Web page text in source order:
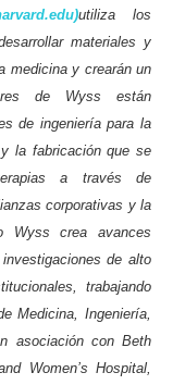
utiliza los
materiales y
medicina y crearán un
de Wyss están
de ingeniería para la
la fabricación que se
a través de
corporativas y la
Wyss crea avances
de alto
trabajando
Medicina, Ingeniería,
asociación con Beth
Women’s Hospital,